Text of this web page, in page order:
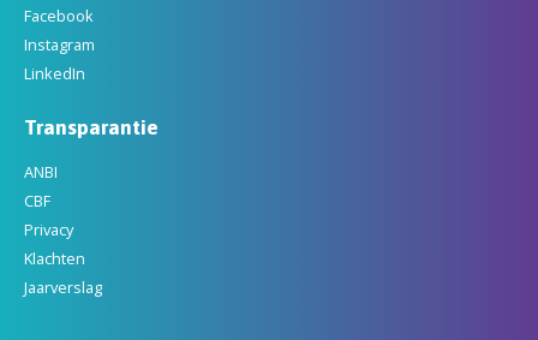
Facebook
Instagram
LinkedIn
Transparantie
ANBI
CBF
Privacy
Klachten
Jaarverslag